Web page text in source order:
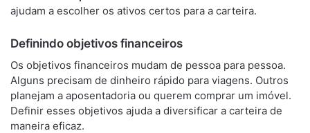
ajudam a escolher os ativos certos para a carteira.
Definindo objetivos financeiros
Os objetivos financeiros mudam de pessoa para pessoa.
Alguns precisam de dinheiro rápido para viagens. Outros
planejam a aposentadoria ou querem comprar um imóvel.
Definir esses objetivos ajuda a diversificar a carteira de
maneira eficaz.